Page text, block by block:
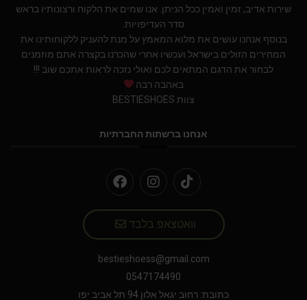
שירות אדיב, זמין ואמין ככל הניתן. אנו שמים את הלקוח ורצונותיו בראש
סדר העדיפויות.
בנוסף אנחנו עושים את מלוא המאמץ על מנת להעניק ללקוחותינו את
המחירים הזולים בישראל.ועכשיו אחרי שהכרנו בקצרה אתם מוזמנים
לבחור את הדגם המתאים לכם ואולי נזכה לראות אתכם שוב !!!
באהבה רבה
צוות BESTIESHOES
אנחנו ברשתות החברתיות
וואטצאפ בלבד
bestieshoess@gmail.com
0547174490
כתובת: רחוב יגאל אלון 94 תל אביב יפו